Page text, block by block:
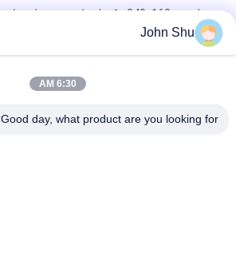
Positive Transflective
صفحه نمایش ماتریس VA Dot، LED سفید با LED با وضوح بالا
John Shu
6:30 AM
Good day, what product are you looking for?